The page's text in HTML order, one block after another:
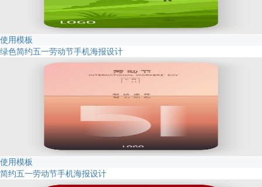
使用模板
绿色简约五一劳动节手机海报设计
使用模板
简约五一劳动节手机海报设计